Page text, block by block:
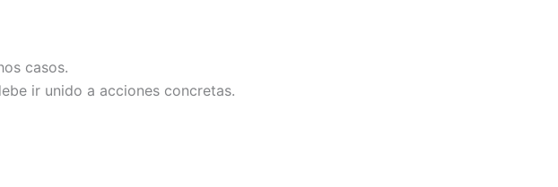
casos.
ir unido a acciones concretas.